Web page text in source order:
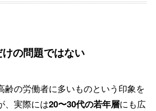
の問題ではない
齢の労働者に多いものという印象を
、実際には20〜30代の若年層にも広